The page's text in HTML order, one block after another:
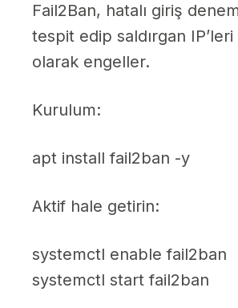
Fail2Ban, hatalı giriş
tespit edip saldırgan
olarak engeller.
Kurulum:
apt install fail2ban -y
Aktif hale getirin:
systemctl enable fail2ban
systemctl start fail2ban